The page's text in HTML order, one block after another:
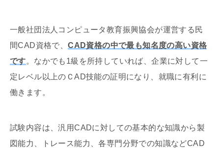
一般社団法人コンピュータ教育振興協会が運営する民
間CAD資格で、CAD資格の中で最も知名度の高い資格
です。なかでも1級を所持していれば、企業に対して一
定レベル以上のＣAD技能の証明になり、就職に有利に
働きます。
試験内容は、汎用CADに対しての基本的な知識から製
図能力、トレース能力、各専門分野での知識などCAD